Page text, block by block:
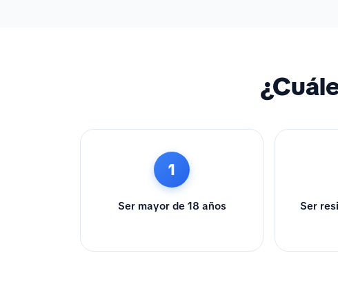
1
Ser mayor de 18 años Ser